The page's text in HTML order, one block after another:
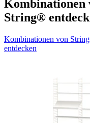
Kombinationen
String®
Kombinationen von
entdecken